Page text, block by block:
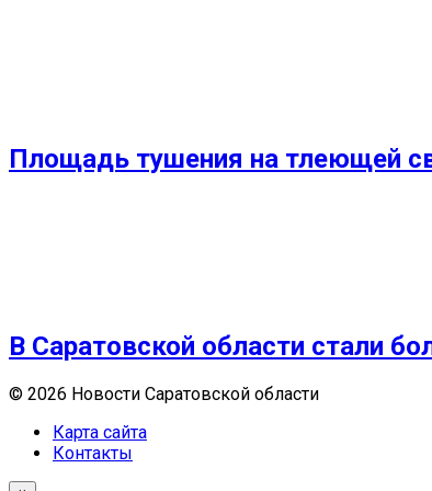
Площадь тушения на тлеющей
В Саратовской области стали
© 2026 Новости Саратовской области
Карта сайта
Контакты